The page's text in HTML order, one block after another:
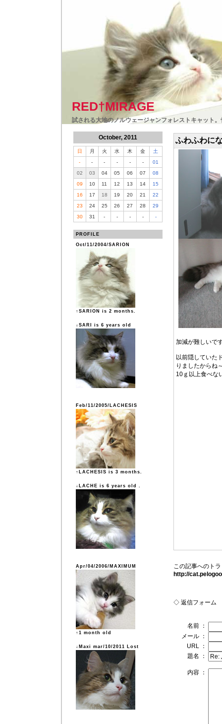
RED†MIRAGE
試される大地のノルウェージャンフォレストキャット
October, 2011
日 月 火 水 木 金
土
-
- - - - -
01
02
03 04 05 06 07
08
09
10 11 12 13 14
15
16
17 18 19 20 21
22
23
24 25 26 27 28
29
30
31 - - - - -
PROFILE
Oct/11/2004/SARION
↑SARION is 2 months.
↓SARI is 6 years old
Feb/11/2005/LACHESIS
↑LACHESIS is 3 months.
↓LACHE is 6 years old .
Apr/04/2006/MAXIMUM
↑1 month old
↓Maxi mar/10/2011 Lost
ふわふわに
加減が難しいで
以前隠していた
りましたからね
10ｇ以上食べな
この記事へのト
http://
◇ 返信フォーム
名前 ：
メール ：
URL ：
題名 ：
内容 ：